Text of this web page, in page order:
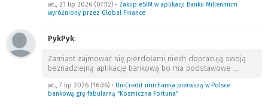
wt., 21 lip 2026 (07:12) • Zakup eSIM w aplikacji Banku Millennium
wyróżniony przez Global Finance
PykPyk:
Zamiast zajmować się pierdołami niech dopracują swoją
beznadziejną aplikację bankową bo ma podstawowe …
wt., 7 lip 2026 (16:36) • UniCredit uruchamia pierwszą w Polsce
bankową grę fabularną “Kosmiczna Fortuna”